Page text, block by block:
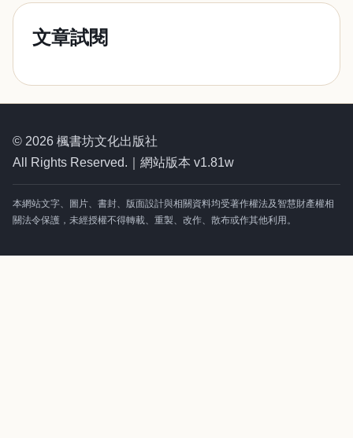
文章試閱
© 2026 楓書坊文化出版社
All Rights Reserved.｜網站版本 v1.81w
本網站文字、圖片、書封、版面設計與相關資料均受著作權法及智慧財產權相
關法令保護，未經授權不得轉載、重製、改作、散布或作其他利用。